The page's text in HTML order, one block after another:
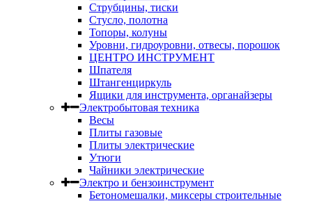
Струбцины, тиски
Стусло, полотна
Топоры, колуны
Уровни, гидроуровни, отвесы, порошок
ЦЕНТРО ИНСТРУМЕНТ
Шпателя
Штангенциркуль
Ящики для инструмента, органайзеры
Электробытовая техника
Весы
Плиты газовые
Плиты электрические
Утюги
Чайники электрические
Электро и бензоинструмент
Бетономешалки, миксеры строительные